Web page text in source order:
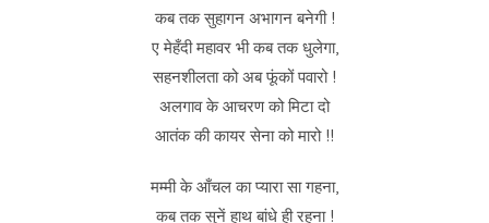
कब तक सुहागन अभागन बनेगी !
ए मेहँदी महावर भी कब तक धुलेगा,
सहनशीलता को अब फूंकों पवारो !
अलगाव के आचरण को मिटा दो
आतंक की कायर सेना को मारो !!
मम्मी के आँचल का प्यारा सा गहना,
कब तक सुनें हाथ बांधे ही रहना !